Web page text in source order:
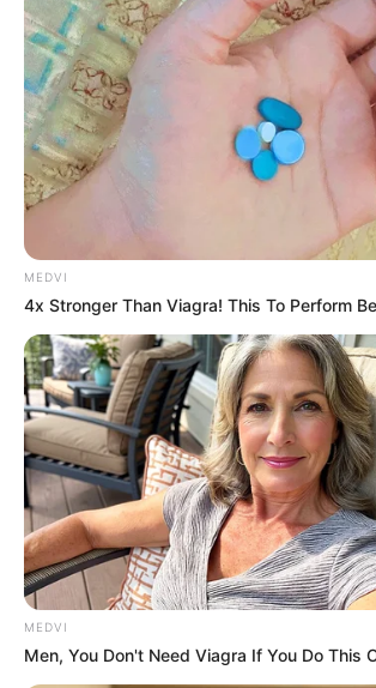
ความรักมีบรรยากาศโรแมนติก ชวนกันไ
ฉลอง คู่ที่อยู่ไกลกันจะได้เจอกันให้หายคิ
ใส่มากเป็นพิเศษ คนโสดมองคนใกล้ตัวจ
ขึ้น กลางเดือน ความรักเป็นสิงห์เจ้าเสน่
วัย ติดคารมคุณงอมแงมเลย คนโสดไม่
แต่ตัดสินใจเลือกใครดี สิ้นเดือนความรัก
เจอปุ๊บปิ๊งปั๊บ แต่มักจะไม่ยืด ถ้ากำลังดู
แต่งงานแน่ๆ
ราศีพฤษภ (15 พฤษภาคม – 14 มิถุนา
ความรักลุ่มๆดอนๆ คาดหวังอะไรไว้ยังไ
ต้องหาคนที่ใช่ต่อไป ความรักไม่เปิดเผย
รักคนมีเจ้าของ กลางเดือน ความรักมักส
เจ้าชู้ของคุณ คนโสดกามเทพแผลงศรอย่
หอม ใครต่อใครก็อยากเป็นเจ้าของคุณ คง
อาจไปเจอคนมีเจ้าของได้ สิ้นเดือน ควา
การเผยความในใจมันช่างยากเย็นเหลือเ
แล้วระวังเรื่องเข้าใจผิด จากความหึงหวง
MEDVI
4x Stronger Than Viagra! This To Perform
MEDVI
Men, You Don't Need Viagra If You Do This